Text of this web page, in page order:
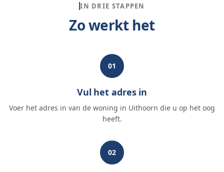
IN DRIE STAPPEN
Zo werkt het
01
Vul het adres in
Voer het adres in van de woning in Uithoorn die u op het oog
heeft.
02